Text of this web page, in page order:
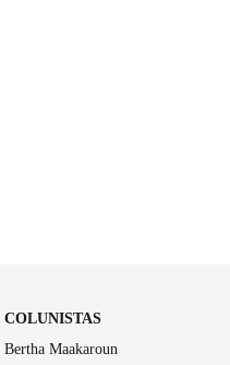
COLUNISTAS
Bertha Maakaroun